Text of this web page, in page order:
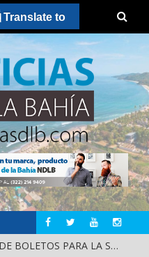
⚾🎟️ ¡YA INICIÓ LA VENTA DE BOLETOS PARA LA SERIE DEL CARIBE KIDS NAYARIT 2026!
Translate to